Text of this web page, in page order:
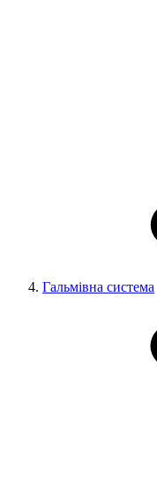
Гальмівна система